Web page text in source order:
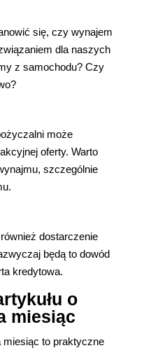
się, czy wynajem
dla naszych
z samochodu? Czy
może
oferty. Warto
szczególnie
dostarczenie
będą to dowód
kredytowa.
o
miesiąc
to praktyczne